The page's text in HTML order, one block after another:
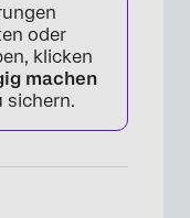
×
oder
klicken
machen
sichern.